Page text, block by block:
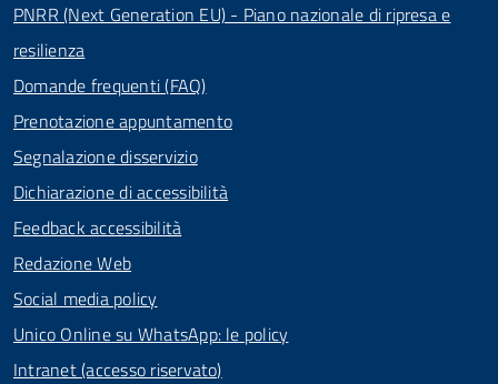
PNRR (Next Generation EU) - Piano nazionale di ripresa e
resilienza
Domande frequenti (FAQ)
Prenotazione appuntamento
Segnalazione disservizio
Dichiarazione di accessibilità
Feedback accessibilità
Redazione Web
Social media policy
Unico Online su WhatsApp: le policy
Intranet (accesso riservato)